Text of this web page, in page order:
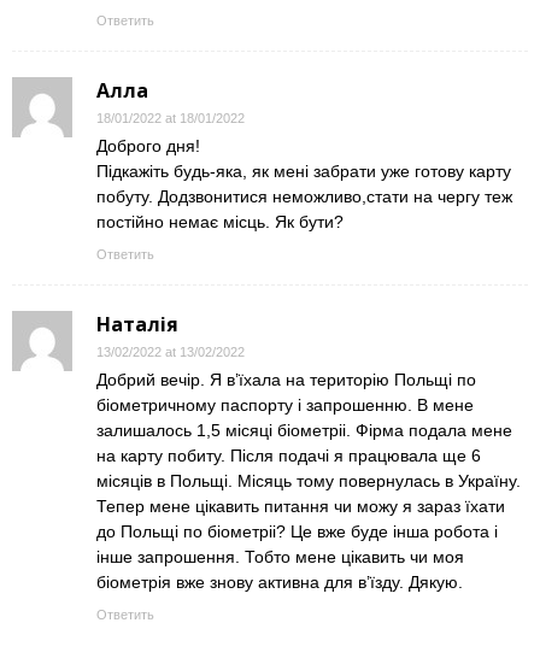
Ответить
Алла
18/01/2022 at 18/01/2022
Доброго дня!
Підкажіть будь-яка, як мені забрати уже готову карту
побуту. Додзвонитися неможливо,стати на чергу теж
постійно немає місць. Як бути?
Ответить
Наталія
13/02/2022 at 13/02/2022
Добрий вечір. Я в’їхала на територію Польщі по
біометричному паспорту і запрошенню. В мене
залишалось 1,5 місяці біометріі. Фірма подала мене
на карту побиту. Після подачі я працювала ще 6
місяців в Польщі. Місяць тому повернулась в Україну.
Тепер мене цікавить питання чи можу я зараз їхати
до Польщі по біометріі? Це вже буде інша робота і
інше запрошення. Тобто мене цікавить чи моя
біометрія вже знову активна для в’їзду. Дякую.
Ответить